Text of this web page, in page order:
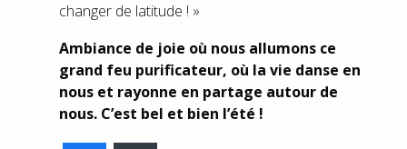
changer de latitude ! »
Ambiance de joie où nous allumons ce
grand feu purificateur, où la vie danse en
nous et rayonne en partage autour de
nous. C’est bel et bien l’été !